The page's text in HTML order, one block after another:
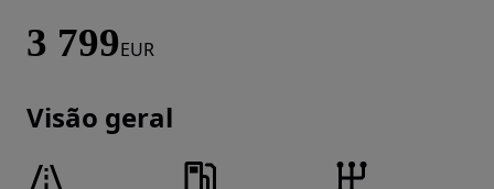
3 799EUR
Visão geral